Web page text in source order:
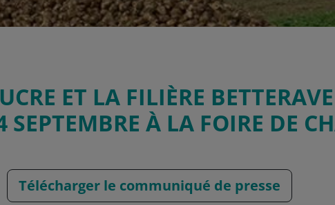
ET LA FILIÈRE
SEPTEMBRE À LA FOIRE DE
Télécharger le communiqué de presse